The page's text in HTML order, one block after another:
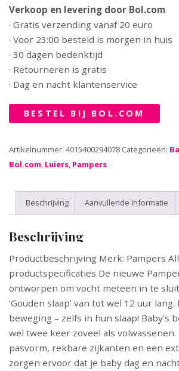
Verkoop en levering door Bol.com
· Gratis verzending vanaf 20 euro
· Voor 23:00 besteld is morgen in huis
· 30 dagen bedenktijd
· Retourneren is gratis
· Dag en nacht klantenservice
BESTEL BIJ BOL.COM
Artikelnummer: 4015400294078 Categorieën:
Bol.com, Luiers, Pampers
Beschrijving Aanvullende informatie
Beschrijving
Productbeschrijving Merk: Pampers
productspecificaties De nieuwe
ontworpen om vocht meteen in te
‘Gouden slaap’ van tot wel 12 uur lang.
beweging – zelfs in hun slaap! Baby’s
wel twee keer zoveel als
pasvorm, rekbare zijkanten en een
zorgen ervoor dat je baby dag en